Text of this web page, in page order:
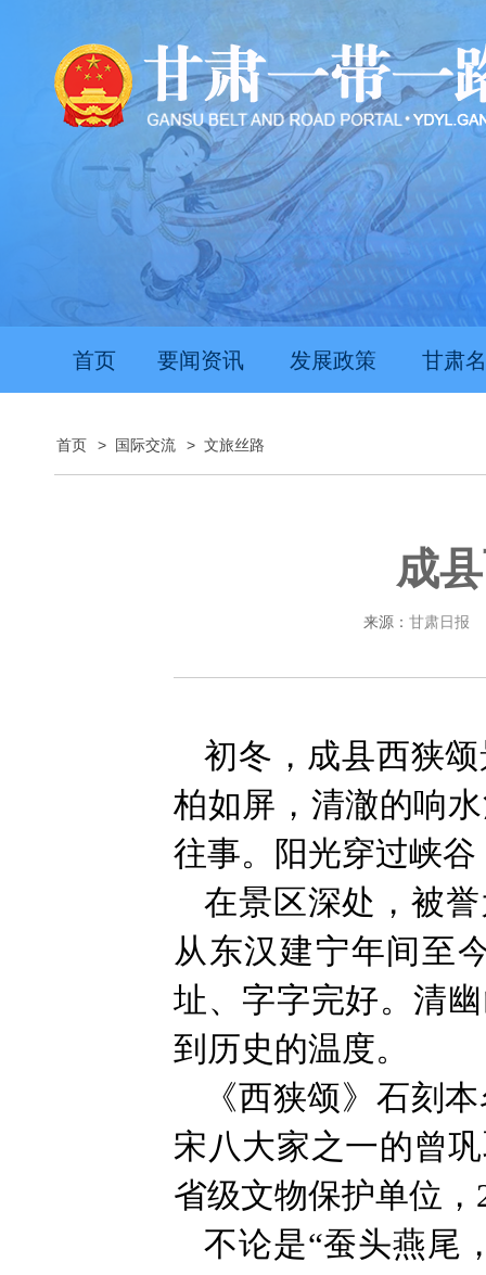
首页 要闻资讯 发展政策 甘肃
首页 > 国际交流 > 文旅丝路
成
来源： 甘肃日报
初冬，成县西狭
柏如屏，清澈的响
往事。阳光穿过峡
在景区深处，被
从东汉建宁年间至
址、字字完好。清
到历史的温度。
《西狭颂》石刻
宋八大家之一的曾
省级文物保护单位
不论是“蚕头燕尾